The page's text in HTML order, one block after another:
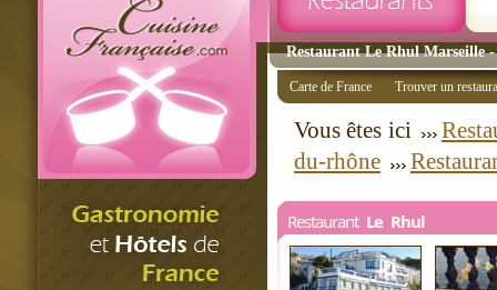
Restaurant Le Rhul Marseille
Carte de France Trouver un
Vous êtes ici
du-rhône
Restaurant Le Rhul